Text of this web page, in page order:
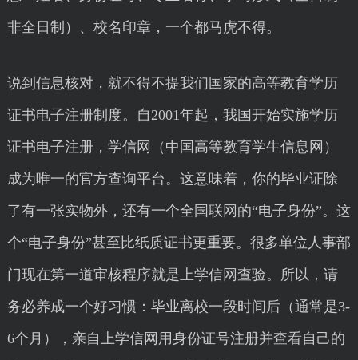
非全日制）、校名印章，一个都马虎不得。
说到信息核对，就不得不提我们国家的高等教育学历
证书电子注册制度。自2001年起，我国开始实施学历
证书电子注册，学信网（中国高等教育学生信息网）
成为唯一的官方查询平台。这意味着，你的毕业证除
了有一张实物外，还有一个全国联网的“电子身份”。这
个“电子身份”甚至比纸质证书更重要。很多单位人事部
门现在第一道审核程序就是上学信网查验。所以，请
务必养成一个好习惯：毕业离校一段时间后（通常是3-
6个月），亲自上学信网用身份证号注册并查看自己的